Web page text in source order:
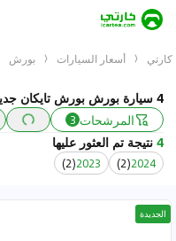
كارتي أسعار السيارات بورش
4 سيارة بورش بورش تايكان جديدة للبيع في الإمارات
المرشحات 3
4نتيجة تم العثور عليها
2024
(
2
)
2023
(
2
)
الجديدة